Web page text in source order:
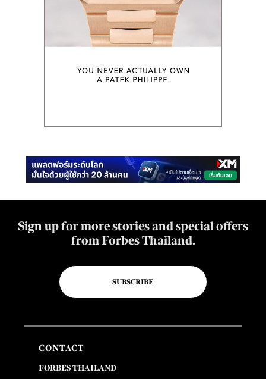
Sign up for more stories and special offers
from Forbes Thailand.
SUBSCRIBE
CONTACT
FORBES THAILAND